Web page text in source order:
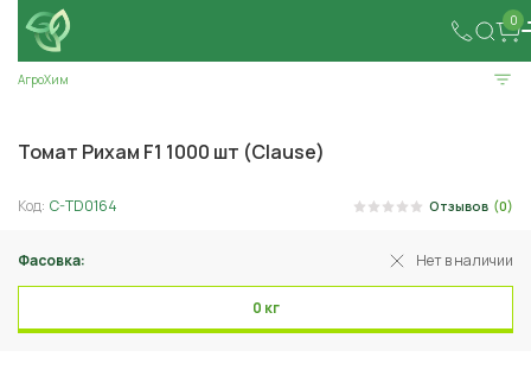
0
АгроХим
Томат Рихам F1 1000 шт (Clause)
Код: C-TD0164 Отзывов (0)
Фасовка: Нет в наличии
0 кг